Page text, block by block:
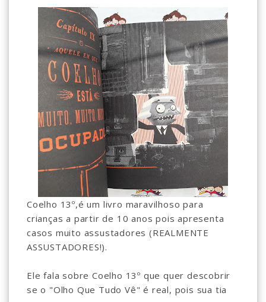
Coelho 13º,é um livro maravilhoso para
crianças a partir de 10 anos pois apresenta
casos muito assustadores (REALMENTE
ASSUSTADORES!).
Ele fala sobre Coelho 13º que quer descobrir
se o "Olho Que Tudo Vê" é real, pois sua tia